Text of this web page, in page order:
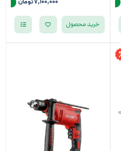
خرید محصول